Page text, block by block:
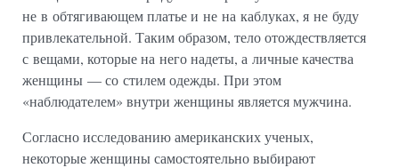
не в обтягивающем платье и не на каблуках, я не буду
привлекательной. Таким образом, тело отождествляется
с вещами, которые на него надеты, а личные качества
женщины — со стилем одежды. При этом
«наблюдателем» внутри женщины является мужчина.
Согласно исследованию американских ученых,
некоторые женщины самостоятельно выбирают